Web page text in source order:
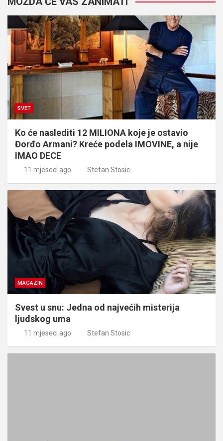
SVET
Ko će naslediti 12 MILIONA koje je ostavio
Đorđo Armani? Kreće podela IMOVINE, a nije
IMAO DECE
11 mjeseci ago Stefan Stosic
MAGAZIN
Svest u snu: Jedna od najvećih misterija
ljudskog uma
11 mjeseci ago Stefan Stosic